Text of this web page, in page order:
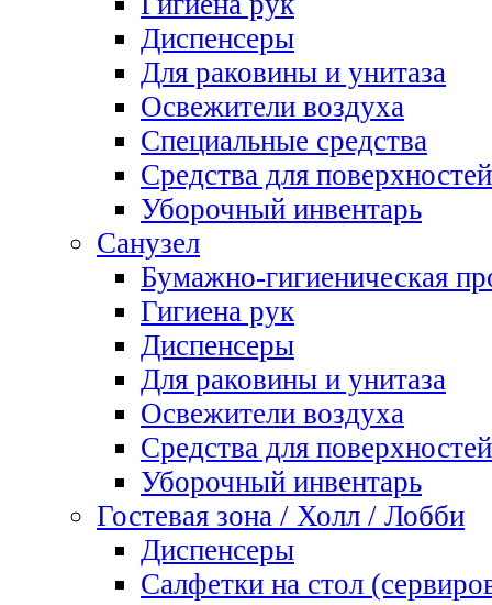
Диспенсеры
Для раковины и унитаза
Освежители воздуха
Специальные средства
Средства для поверхностей
Уборочный инвентарь
Санузел
Бумажно-гигиеническая
Гигиена рук
Диспенсеры
Для раковины и унитаза
Освежители воздуха
Средства для поверхностей
Уборочный инвентарь
Гостевая зона / Холл / Лобби
Диспенсеры
Салфетки на стол